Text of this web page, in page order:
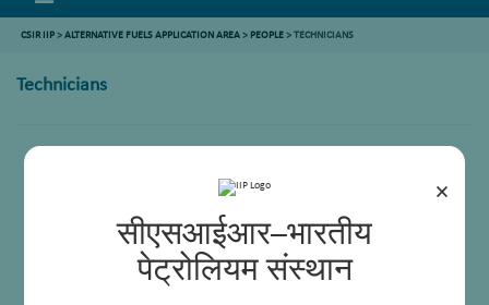
×
सीएसआईआर–भारतीय
पेट्रोलियम संस्थान
CSIR IIP>ALTERNATIVE FUELS APPLICATION AREA> PEOPLE> TECHNICIANS
Technicians